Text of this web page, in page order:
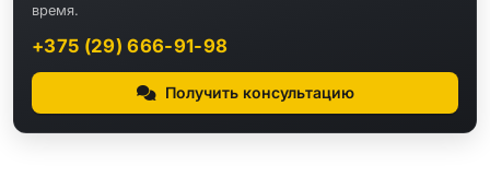
время.
+375 (29) 666-91-98
Получить консультацию